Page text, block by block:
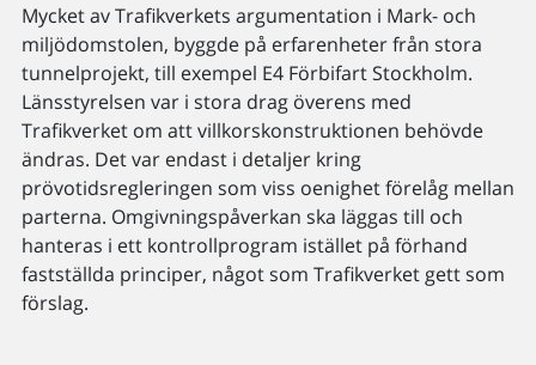
Mycket av Trafikverkets argumentation i Mark- och
miljödomstolen, byggde på erfarenheter från stora
tunnelprojekt, till exempel E4 Förbifart Stockholm.
Länsstyrelsen var i stora drag överens med
Trafikverket om att villkorskonstruktionen behövde
ändras. Det var endast i detaljer kring
prövotidsregleringen som viss oenighet förelåg mellan
parterna. Omgivningspåverkan ska läggas till och
hanteras i ett kontrollprogram istället på förhand
fastställda principer, något som Trafikverket gett som
förslag.